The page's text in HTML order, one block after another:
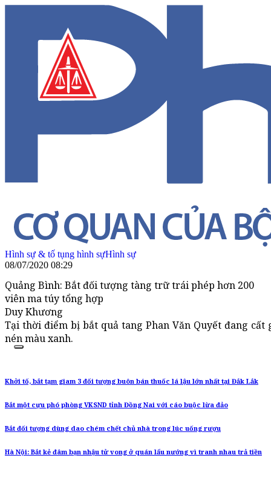
Hình sự & tố tụng hình sựHình sự
08/07/2020 08:29
Quảng Bình: Bắt đối tượng tàng trữ trái phép hơn 200
viên ma túy tổng hợp
Duy Khương
Tại thời điểm bị bắt quả tang Phan Văn Quyết đang
nén màu xanh.
Khởi tố, bắt tạm giam 3 đối tượng buôn bán thuốc lá lậu lớn nhất tại Đắk Lắk
Bắt một cựu phó phòng VKSND tỉnh Đồng Nai với cáo buộc lừa đảo
Bắt đối tượng dùng dao chém chết chủ nhà trong lúc uống rượu
Hà Nội: Bắt kẻ đâm bạn nhậu tử vong ở quán lẩu nướng vì tranh nhau trả tiền